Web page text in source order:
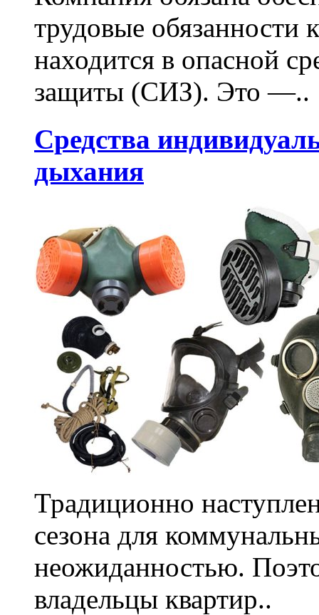
трудовые
находится в опасной
защиты (СИЗ). Это —..
Средства
дыхания
Традиционно
сезона для
неожиданностью.
владельцы квартир..